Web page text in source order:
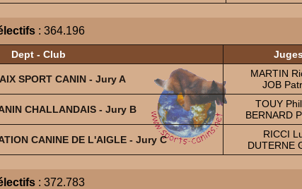
: 364.196
Dept - Club Juges
SPORT CANIN - Jury A
MARTIN
JOB
CHALLANDAIS - Jury B
TOUY
BERNARD
CANINE DE L'AIGLE - Jury C
RICCI
DUTERNE
: 372.783